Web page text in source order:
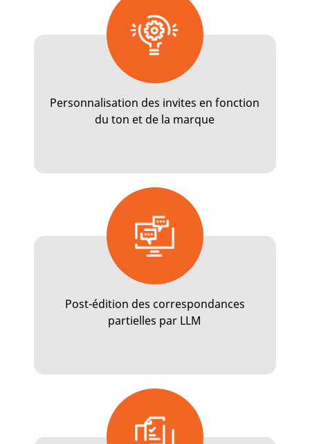
Personnalisation des invites en fonction
du ton et de la marque
Post-édition des correspondances
partielles par LLM